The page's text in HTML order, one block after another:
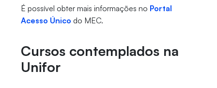
É possível obter mais informações no Portal
Acesso Único do MEC.
Cursos contemplados na
Unifor